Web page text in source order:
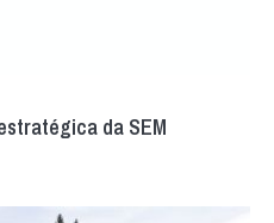
da SEM